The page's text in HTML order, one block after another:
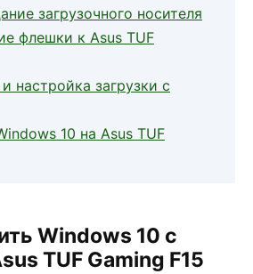
загрузочного носителя
флешки к Asus TUF
настройка загрузки с
10 на Asus TUF
Windows 10 с
TUF Gaming F15